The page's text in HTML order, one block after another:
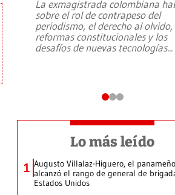
La exmagistrada colombiana
sobre el rol de contrapeso del
periodismo, el derecho al olvido,
reformas constitucionales y los
desafíos de nuevas tecnologías...
Lo más leído
1 Augusto Villalaz-Higuero, el
alcanzó el rango de general de
Estados Unidos